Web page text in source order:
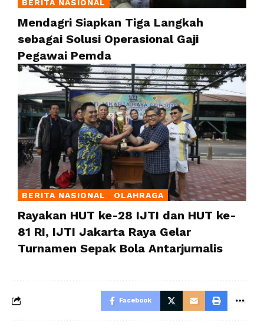
BERITA NASIONAL
Mendagri Siapkan Tiga Langkah
sebagai Solusi Operasional Gaji
Pegawai Pemda
BERITA NASIONAL OLAHRAGA
Rayakan HUT ke-28 IJTI dan HUT ke-
81 RI, IJTI Jakarta Raya Gelar
Turnamen Sepak Bola Antarjurnalis
Facebook